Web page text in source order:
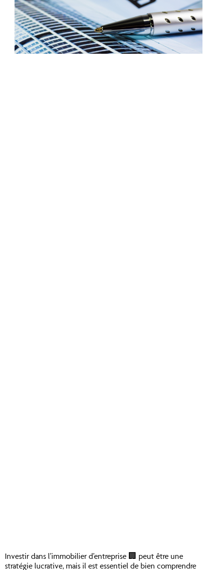
Investir dans l’immobilier d’entreprise 🏢 peut être une
stratégie lucrative, mais il est essentiel de bien comprendre